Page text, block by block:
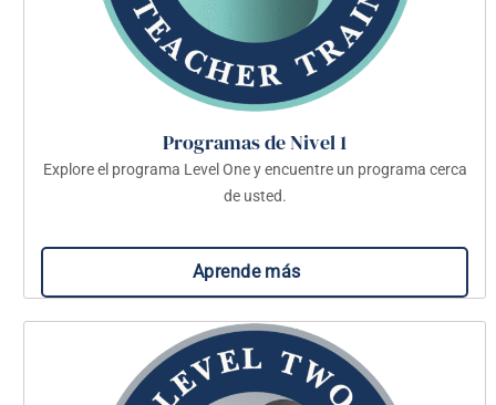
Programas de Nivel 1
Explore el programa Level One y encuentre un programa cerca
de usted.
Aprende más